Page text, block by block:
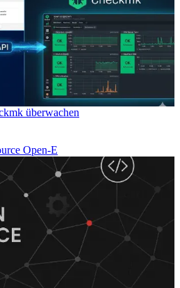
überwachen
Open-E